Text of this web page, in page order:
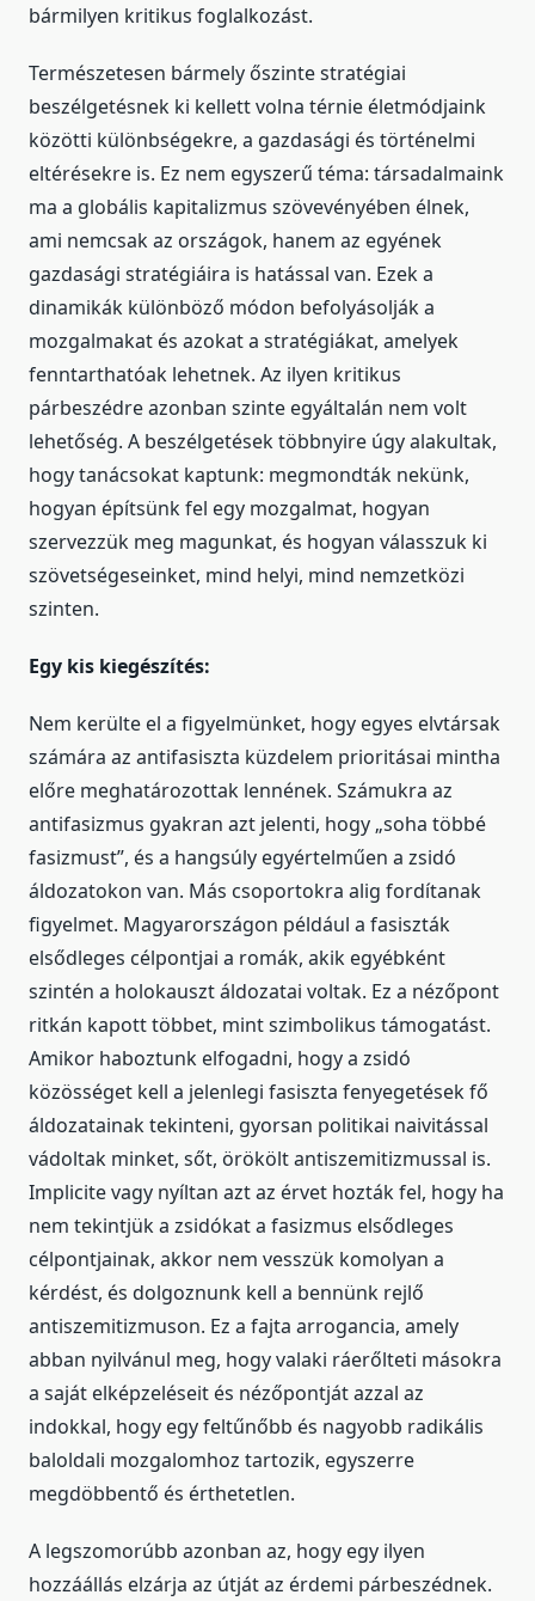
bármilyen kritikus foglalkozást.
Természetesen bármely őszinte stratégiai
beszélgetésnek ki kellett volna térnie életmódjaink
közötti különbségekre, a gazdasági és történelmi
eltérésekre is. Ez nem egyszerű téma: társadalmaink
ma a globális kapitalizmus szövevényében élnek,
ami nemcsak az országok, hanem az egyének
gazdasági stratégiáira is hatással van. Ezek a
dinamikák különböző módon befolyásolják a
mozgalmakat és azokat a stratégiákat, amelyek
fenntarthatóak lehetnek. Az ilyen kritikus
párbeszédre azonban szinte egyáltalán nem volt
lehetőség. A beszélgetések többnyire úgy alakultak,
hogy tanácsokat kaptunk: megmondták nekünk,
hogyan építsünk fel egy mozgalmat, hogyan
szervezzük meg magunkat, és hogyan válasszuk ki
szövetségeseinket, mind helyi, mind nemzetközi
szinten.
Egy kis kiegészítés:
Nem kerülte el a figyelmünket, hogy egyes elvtársak
számára az antifasiszta küzdelem prioritásai mintha
előre meghatározottak lennének. Számukra az
antifasizmus gyakran azt jelenti, hogy „soha többé
fasizmust”, és a hangsúly egyértelműen a zsidó
áldozatokon van. Más csoportokra alig fordítanak
figyelmet. Magyarországon például a fasiszták
elsődleges célpontjai a romák, akik egyébként
szintén a holokauszt áldozatai voltak. Ez a nézőpont
ritkán kapott többet, mint szimbolikus támogatást.
Amikor haboztunk elfogadni, hogy a zsidó
közösséget kell a jelenlegi fasiszta fenyegetések fő
áldozatainak tekinteni, gyorsan politikai naivitással
vádoltak minket, sőt, örökölt antiszemitizmussal is.
Implicite vagy nyíltan azt az érvet hozták fel, hogy ha
nem tekintjük a zsidókat a fasizmus elsődleges
célpontjainak, akkor nem vesszük komolyan a
kérdést, és dolgoznunk kell a bennünk rejlő
antiszemitizmuson. Ez a fajta arrogancia, amely
abban nyilvánul meg, hogy valaki ráerőlteti másokra
a saját elképzeléseit és nézőpontját azzal az
indokkal, hogy egy feltűnőbb és nagyobb radikális
baloldali mozgalomhoz tartozik, egyszerre
megdöbbentő és érthetetlen.
A legszomorúbb azonban az, hogy egy ilyen
hozzáállás elzárja az útját az érdemi párbeszédnek.